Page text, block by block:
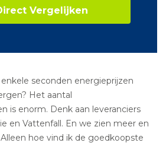
Vergelijken
seconden energieprijzen
Het aantal
is enorm. Denk aan leveranciers
en Vattenfall. En we zien meer en
hoe vind ik de goedkoopste